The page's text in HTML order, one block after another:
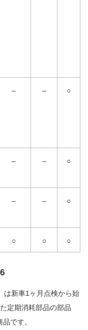
– – ○
– – ○
– – ○
○ ○ ○
は新車1ヶ月点検から始
定期消耗部品の部品
です。